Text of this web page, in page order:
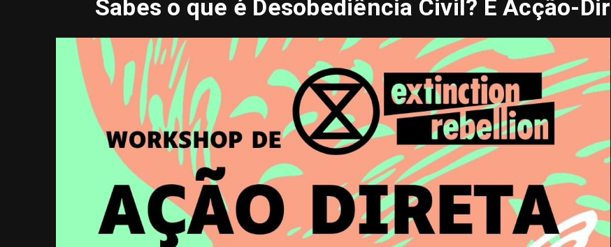
Sabes o que é Desobediência Civil? E Acção-